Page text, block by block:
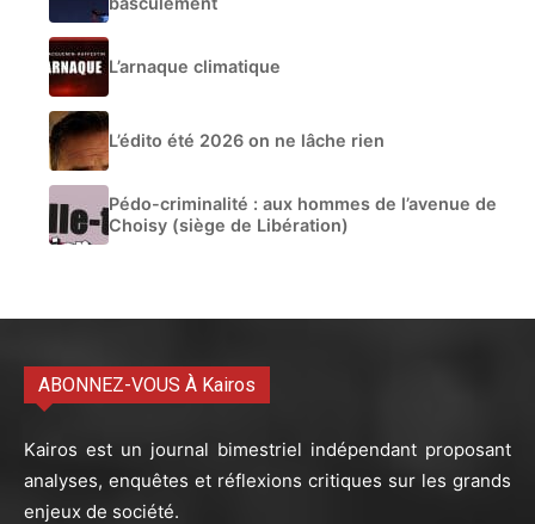
L’arnaque climatique
L’édito été 2026 on ne lâche rien
Pédo-criminalité : aux hommes de l’avenue de
Choisy (siège de Libération)
ABONNEZ-VOUS À Kairos
Kairos est un journal bimestriel indépendant proposant
analyses, enquêtes et réflexions critiques sur les grands
enjeux de société.